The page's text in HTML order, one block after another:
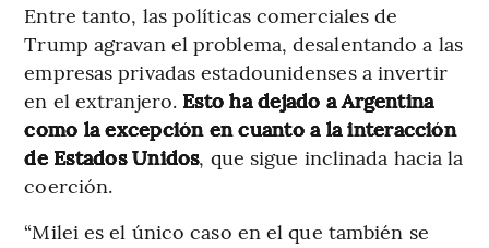
Entre tanto, las políticas comerciales de
Trump agravan el problema, desalentando a las
empresas privadas estadounidenses a invertir
en el extranjero. Esto ha dejado a Argentina
como la excepción en cuanto a la interacción
de Estados Unidos, que sigue inclinada hacia la
coerción.
“Milei es el único caso en el que también se